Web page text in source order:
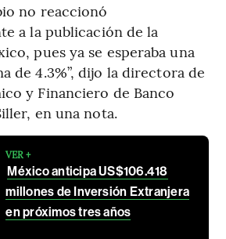
no reaccionó
a la publicación de la
pues ya se esperaba una
de 4.3%”, dijo la directora de
y Financiero de Banco
en una nota.
VER +
México anticipa US$106.418
millones de Inversión Extranjera
en próximos tres años